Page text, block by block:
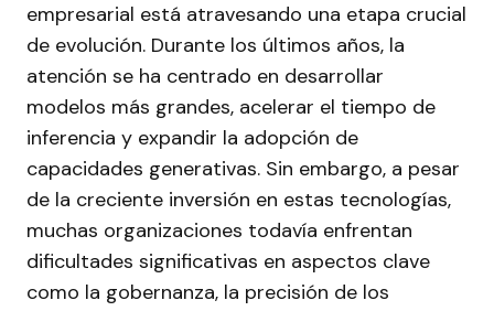
empresarial está atravesando una etapa crucial
de evolución. Durante los últimos años, la
atención se ha centrado en desarrollar
modelos más grandes, acelerar el tiempo de
inferencia y expandir la adopción de
capacidades generativas. Sin embargo, a pesar
de la creciente inversión en estas tecnologías,
muchas organizaciones todavía enfrentan
dificultades significativas en aspectos clave
como la gobernanza, la precisión de los